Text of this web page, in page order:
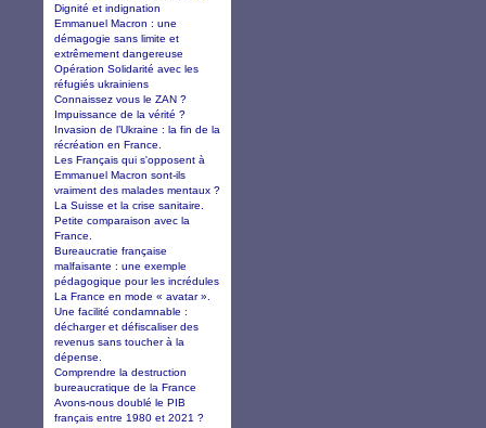
Dignité et indignation
Emmanuel Macron : une
démagogie sans limite et
extrêmement dangereuse
Opération Solidarité avec les
réfugiés ukrainiens
Connaissez vous le ZAN ?
Impuissance de la vérité ?
Invasion de l’Ukraine : la fin de la
récréation en France.
Les Français qui s'opposent à
Emmanuel Macron sont-ils
vraiment des malades mentaux ?
La Suisse et la crise sanitaire.
Petite comparaison avec la
France.
Bureaucratie française
malfaisante : une exemple
pédagogique pour les incrédules
La France en mode « avatar ».
Une facilité condamnable :
décharger et défiscaliser des
revenus sans toucher à la
dépense.
Comprendre la destruction
bureaucratique de la France
Avons-nous doublé le PIB
français entre 1980 et 2021 ?